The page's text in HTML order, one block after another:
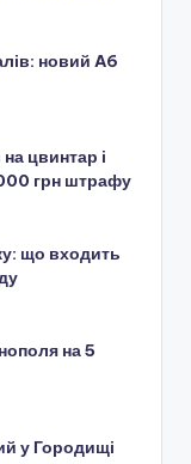
новий A6
цвинтар і
грн штрафу
що входить
на 5
у Городищі